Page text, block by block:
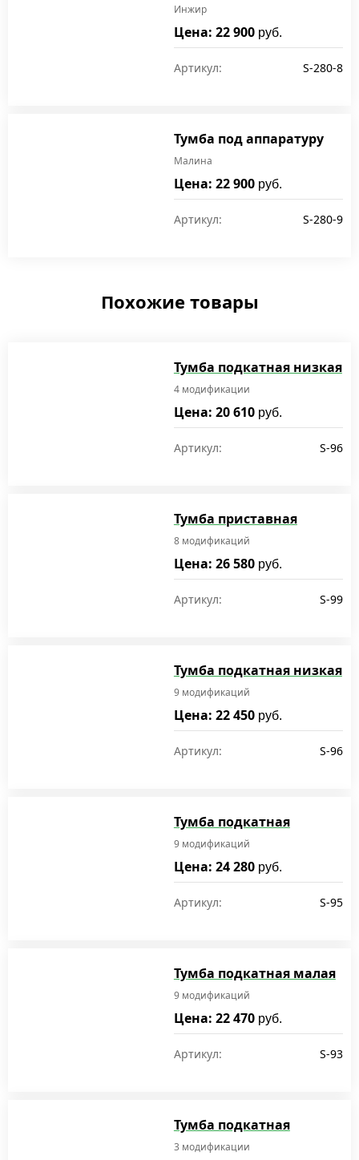
Инжир
Цена: 22 900 руб.
Артикул: S-280-8
Тумба под аппаратуру
Малина
Цена: 22 900 руб.
Артикул: S-280-9
Похожие товары
Тумба подкатная низкая
4 модификации
Цена: 20 610 руб.
Артикул: S-96
Тумба приставная
8 модификаций
Цена: 26 580 руб.
Артикул: S-99
Тумба подкатная низкая
9 модификаций
Цена: 22 450 руб.
Артикул: S-96
Тумба подкатная
9 модификаций
Цена: 24 280 руб.
Артикул: S-95
Тумба подкатная малая
9 модификаций
Цена: 22 470 руб.
Артикул: S-93
Тумба подкатная
3 модификации